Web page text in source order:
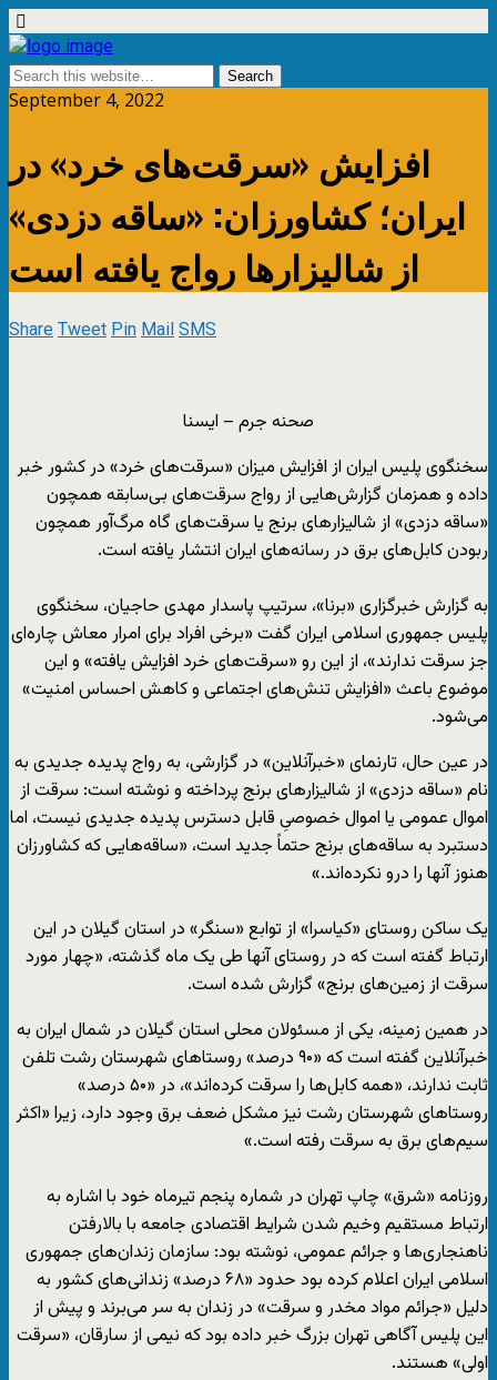
September 4, 2022
افزایش «سرقت‌های خرد» در
ایران؛ کشاورزان: «ساقه دزدی»
از شالیزارها رواج یافته است
ShareTweetPinMailSMS
صحنه جرم – ایسنا
سخنگوی پلیس ایران از افزایش میزان «سرقت‌های خرد» در کشور خبر
داده و همزمان گزارش‌هایی از رواج سرقت‌های بی‌سابقه همچون
«ساقه دزدی» از شالیزارهای برنج یا سرقت‌های گاه مرگ‌آور همچون
ربودن کابل‌های برق در رسانه‌های ایران انتشار یافته است.
به گزارش خبرگزاری «برنا»، سرتیپ پاسدار مهدی حاجیان، سخنگوی
پلیس جمهوری اسلامی ایران گفت «برخی افراد برای امرار معاش چاره‌ای
جز سرقت ندارند»، از این رو «سرقت‌های خرد افزایش یافته» و این
موضوع باعث «افزایش تنش‌های اجتماعی و کاهش احساس امنیت»
می‌شود.
در عین حال، تارنمای «خبرآنلاین» در گزارشی، به رواج پدیده جدیدی به
نام «ساقه دزدی» از شالیزارهای برنج پرداخته و نوشته است: سرقت از
اموال عمومی یا اموال خصوصیِ قابل دسترس پدیده‌ جدیدی نیست، اما
دستبرد به ساقه‌های برنج حتماً جدید است، «ساقه‌هایی که کشاورزان
هنوز آنها را درو نکرده‌اند.»
یک ساکن روستای «کیاسرا» از توابع «سنگر» در استان گیلان در این
ارتباط گفته است که در روستای آنها طی یک ماه گذشته، «چهار مورد
سرقت از زمین‌های برنج» گزارش شده است.
در همین زمینه، یکی از مسئولان محلی استان گیلان در شمال ایران به
خبرآنلاین گفته است که «۹۰ درصد» روستاهای شهرستان رشت تلفن
ثابت ندارند، «همه کابل‌ها را سرقت کرده‌اند»، در «۵۰ درصد»
روستاهای شهرستان رشت نیز مشکل ضعف برق وجود دارد، زیرا «اکثر
سیم‌های برق به سرقت رفته است.»
روزنامه «شرق» چاپ تهران در شماره پنجم تیرماه خود با اشاره به
ارتباط مستقیم وخیم شدن شرایط اقتصادی جامعه با بالارفتن
ناهنجاری‌ها و جرائم عمومی، نوشته بود: سازمان زندان‌های جمهوری
اسلامی ایران اعلام کرده بود حدود «۶۸ درصد» زندانی‌های کشور به
دلیل «جرائم مواد مخدر و سرقت» در زندان به سر می‌برند و پیش از
این پلیس آگاهی تهران بزرگ خبر داده بود که نیمی از سارقان، «سرقت
اولی» هستند.